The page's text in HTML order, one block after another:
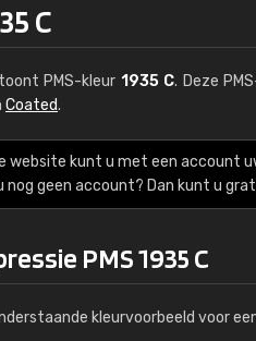
C
PMS-kleur 1935 C. Deze
Coated.
website kunt u met een account
nog geen account? Dan kunt u
PMS 1935 C
kleurvoorbeeld voor